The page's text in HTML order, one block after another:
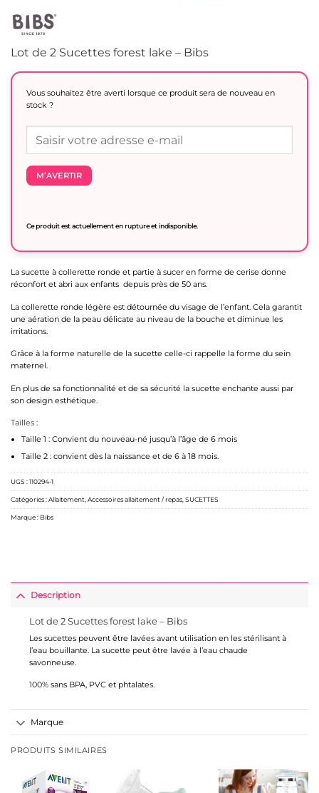
Lot de 2 Sucettes forest lake – Bibs
La sucette à collerette ronde et partie à sucer en forme de cerise donne
réconfort et abri aux enfants depuis près de 50 ans.
La collerette ronde légère est détournée du visage de l’enfant. Cela garantit
une aération de la peau délicate au niveau de la bouche et diminue les
irritations.
Grâce à la forme naturelle de la sucette celle-ci rappelle la forme du sein
maternel.
En plus de sa fonctionnalité et de sa sécurité la sucette enchante aussi par
son design esthétique.
Tailles :
Taille 1 : Convient du nouveau-né jusqu’à l’âge de 6 mois
Taille 2 : convient dès la naissance et de 6 à 18 mois.
Vous souhaitez être averti lorsque ce produit sera de nouveau en
stock ?
M’AVERTIR
Ce produit est actuellement en rupture et indisponible.
UGS :110294-1
Catégories :Allaitement Accessoires allaitement / repas SUCETTES
Marque : Bibs
Description
Lot de 2 Sucettes forest lake – Bibs
Les sucettes peuvent être lavées avant utilisation en les stérilisant à
l’eau bouillante. La sucette peut être lavée à l’eau chaude
savonneuse.
100% sans BPA, PVC et phtalates.
Marque
PRODUITS SIMILAIRES